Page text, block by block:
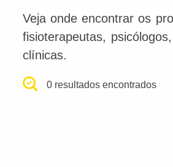
Veja onde encontrar os
fisioterapeutas,
clínicas.
0 resultados encontrados